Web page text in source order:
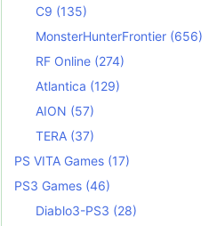
C9 (135)
MonsterHunterFrontier (656)
RF Online (274)
Atlantica (129)
AION (57)
TERA (37)
PS VITA Games (17)
PS3 Games (46)
Diablo3-PS3 (28)